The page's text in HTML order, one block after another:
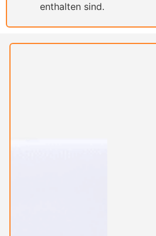
enthalten sind.